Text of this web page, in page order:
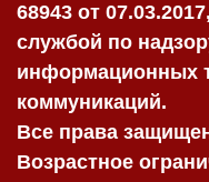
68943 от
службой по
информационных
коммуникаций.
Все права
Возрастное